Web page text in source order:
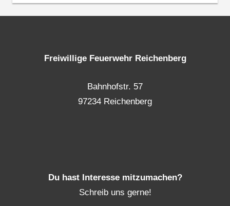
Freiwillige Feuerwehr Reichenberg
Bahnhofstr. 57
97234 Reichenberg
Du hast Interesse mitzumachen?
Schreib uns gerne!